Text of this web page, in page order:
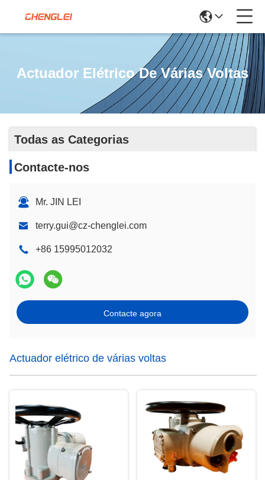
Actuador Elétrico De Várias Voltas
Todas as Categorias
Contacte-nos
Mr. JIN LEI
terry.gui@cz-chenglei.com
+86 15995012032
Contacte agora
Actuador elétrico de várias voltas